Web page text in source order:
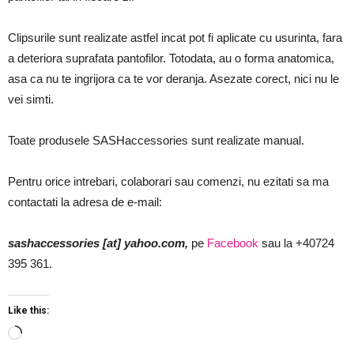
Clipsurile sunt realizate astfel incat pot fi aplicate cu usurinta, fara
a deteriora suprafata pantofilor. Totodata, au o forma anatomica,
asa ca nu te ingrijora ca te vor deranja. Asezate corect, nici nu le
vei simti.
Toate produsele SASHaccessories sunt realizate manual.
Pentru orice intrebari, colaborari sau comenzi, nu ezitati sa ma
contactati la adresa de e-mail:
sashaccessories [at] yahoo.com, pe Facebook sau la +40724
395 361.
Like this:
Loading…